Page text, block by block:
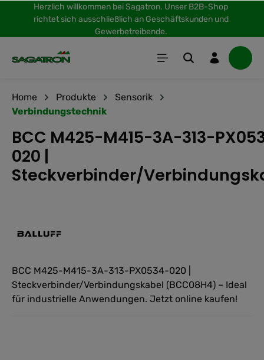
springen
Herzlich willkommen bei Sagatron. Unser B2B-Shop
richtet sich ausschließlich an Geschäftskunden und
Gewerbetreibende.
Home Produkte
Sensorik
Verbindungstechnik
BCC M425-M415-3A-313-
020 |
Steckverbinder/
BCC M425-M415-3A-313-PX0534-020 |
Steckverbinder/Verbindungskabel (BCC08H4) – Ideal
für industrielle Anwendungen. Jetzt online kaufen!